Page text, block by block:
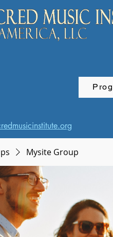
Mysite Group